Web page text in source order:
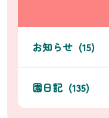
お知らせ (15)
園日記 (135)